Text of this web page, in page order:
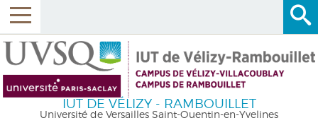
IUT DE VÉLIZY - RAMBOUILLET
Université de Versailles Saint-Quentin-en-Yvelines